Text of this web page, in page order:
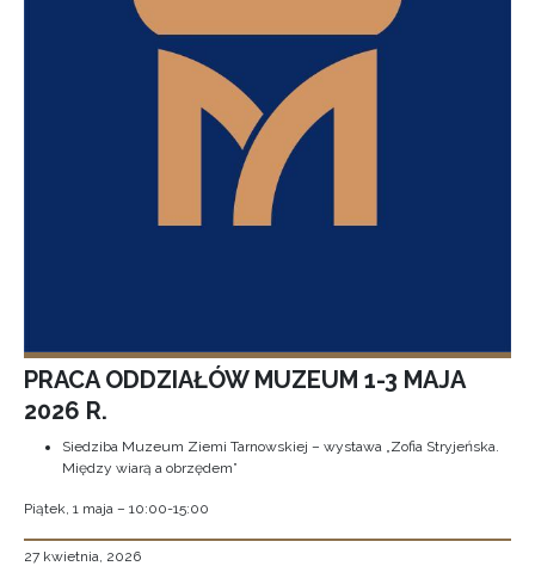
PRACA ODDZIAŁÓW MUZEUM 1-3 MAJA
2026 R.
Siedziba Muzeum Ziemi Tarnowskiej – wystawa „Zofia Stryjeńska.
Między wiarą a obrzędem”
Piątek, 1 maja – 10:00-15:00
27 kwietnia, 2026